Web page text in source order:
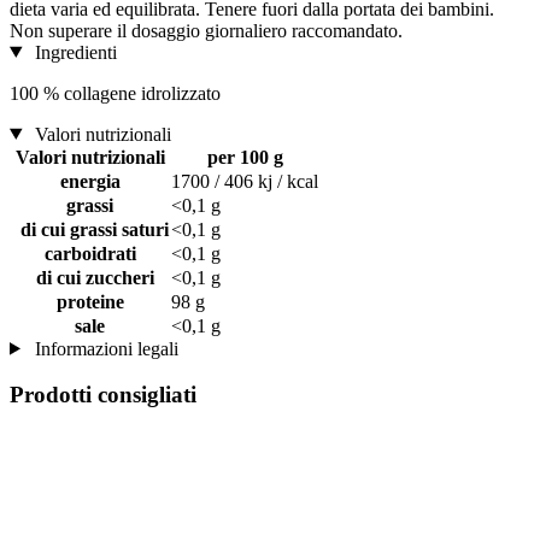
dieta varia ed equilibrata. Tenere fuori dalla portata dei bambini.
Non superare il dosaggio giornaliero raccomandato.
Ingredienti
100 % collagene idrolizzato
Valori nutrizionali
Valori nutrizionali
per 100 g
energia
1700 / 406 kj / kcal
grassi
<0,1 g
di cui grassi saturi<0,1 g
carboidrati
<0,1 g
di cui zuccheri
<0,1 g
proteine
98 g
sale
<0,1 g
Informazioni legali
Prodotti consigliati